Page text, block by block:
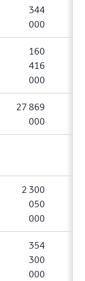
344
000
160
416
000
27 869
000
2 300
050
000
354
300
000